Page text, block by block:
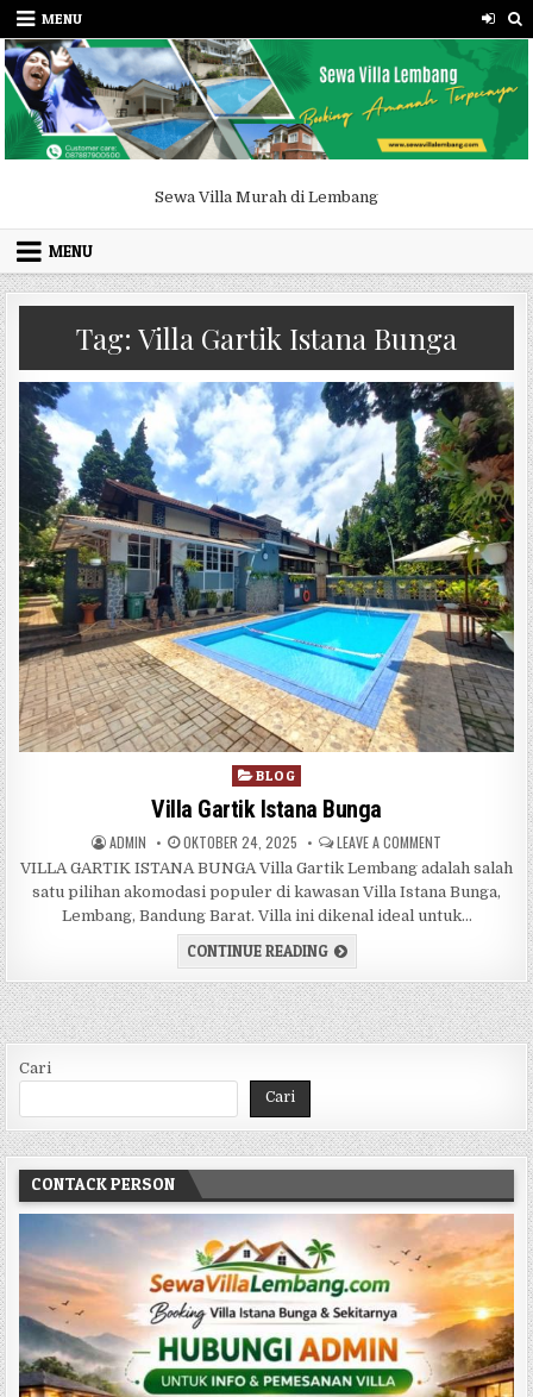
Skip to content
MENU
Sewa Villa Murah di Lembang
MENU
Tag: Villa Gartik Istana Bunga
Posted in
BLOG
Villa Gartik Istana Bunga
AUTHOR:
ADMIN PUBLISHED DATE:
OKTOBER 24, 2025 LEAVE A COMMENT ON VILLA
VILLA GARTIK ISTANA BUNGA Villa Gartik Lembang adalah salah
satu pilihan akomodasi populer di kawasan Villa Istana Bunga,
Lembang, Bandung Barat. Villa ini dikenal ideal untuk…
CONTINUE READINGVILLA GARTIK ISTANA
Cari
Cari
CONTACK PERSON